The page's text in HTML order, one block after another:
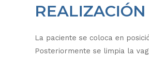
La paciente se coloca en
Posteriormente se limpia la